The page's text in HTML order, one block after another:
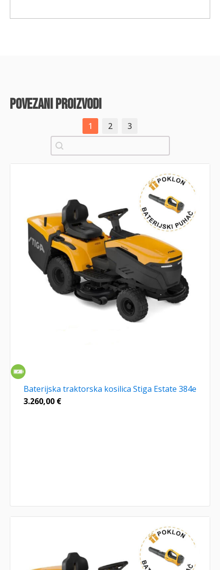
povezani proizvodi
1 2
3
Pretraži
Baterijska traktorska kosilica Stiga Estate 384e
3.260,00 €